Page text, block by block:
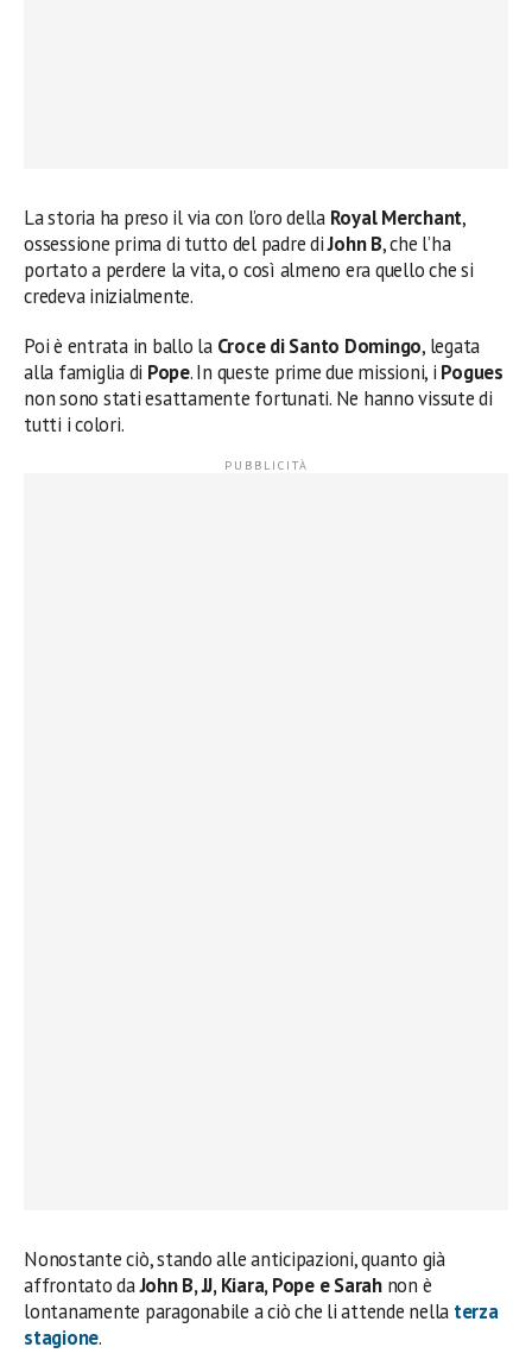
La storia ha preso il via con l’oro della Royal Merchant,
ossessione prima di tutto del padre diJohn B, che l’ha
portato a perdere la vita, o così almeno era quello che si
credeva inizialmente.
Poi è entrata in ballo la Croce di Santo Domingo, legata
alla famiglia di Pope. In queste prime due missioni, i Pogues
non sono stati esattamente fortunati. Ne hanno vissute di
tutti i colori.
Nonostante ciò, stando alle anticipazioni, quanto già
affrontato daJohn B, JJ, Kiara, Pope e Sarahnon è
lontanamente paragonabile a ciò che li attende nella terza
stagione.